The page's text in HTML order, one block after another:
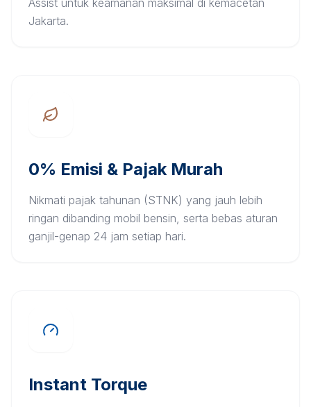
Assist untuk keamanan maksimal di kemacetan
Jakarta.
0% Emisi & Pajak Murah
Nikmati pajak tahunan (STNK) yang jauh lebih
ringan dibanding mobil bensin, serta bebas aturan
ganjil-genap 24 jam setiap hari.
Instant Torque